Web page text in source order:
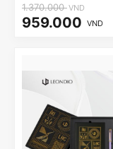
1.370.000VND
959.000 VND